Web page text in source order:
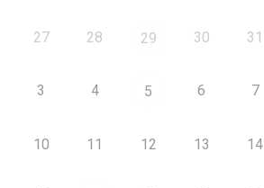
27 28 29 30 31
3 4 5 6 7
10 11 12 13 14